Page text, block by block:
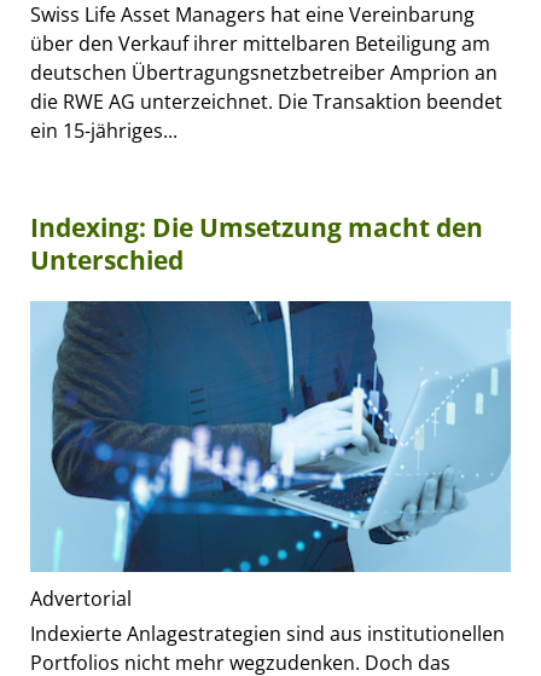
Swiss Life Asset Managers hat eine Vereinbarung
über den Verkauf ihrer mittelbaren Beteiligung am
deutschen Übertragungsnetzbetreiber Amprion an
die RWE AG unterzeichnet. Die Transaktion beendet
ein 15-jähriges...
Indexing: Die Umsetzung macht den
Unterschied
Advertorial
Indexierte Anlagestrategien sind aus institutionellen
Portfolios nicht mehr wegzudenken. Doch das